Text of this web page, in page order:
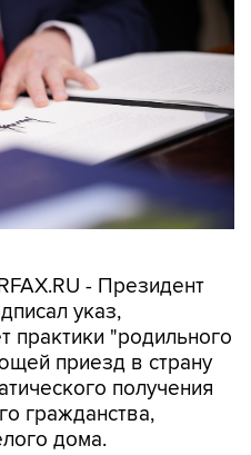
- Президент
указ,
практики "родильного
приезд в страну
получения
гражданства,
дома.